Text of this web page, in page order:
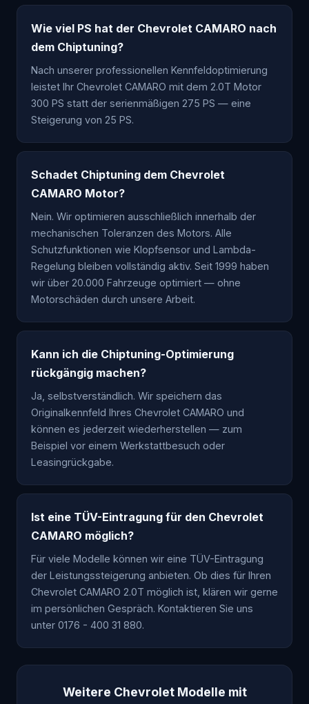
Wie viel PS hat der Chevrolet CAMARO nach
dem Chiptuning?
Nach unserer professionellen Kennfeldoptimierung
leistet Ihr Chevrolet CAMARO mit dem 2.0T Motor
300 PS statt der serienmäßigen 275 PS — eine
Steigerung von 25 PS.
Schadet Chiptuning dem Chevrolet
CAMARO Motor?
Nein. Wir optimieren ausschließlich innerhalb der
mechanischen Toleranzen des Motors. Alle
Schutzfunktionen wie Klopfsensor und Lambda-
Regelung bleiben vollständig aktiv. Seit 1999 haben
wir über 20.000 Fahrzeuge optimiert — ohne
Motorschäden durch unsere Arbeit.
Kann ich die Chiptuning-Optimierung
rückgängig machen?
Ja, selbstverständlich. Wir speichern das
Originalkennfeld Ihres Chevrolet CAMARO und
können es jederzeit wiederherstellen — zum
Beispiel vor einem Werkstattbesuch oder
Leasingrückgabe.
Ist eine TÜV-Eintragung für den Chevrolet
CAMARO möglich?
Für viele Modelle können wir eine TÜV-Eintragung
der Leistungssteigerung anbieten. Ob dies für Ihren
Chevrolet CAMARO 2.0T möglich ist, klären wir gerne
im persönlichen Gespräch. Kontaktieren Sie uns
unter 0176 - 400 31 880.
Weitere Chevrolet Modelle mit